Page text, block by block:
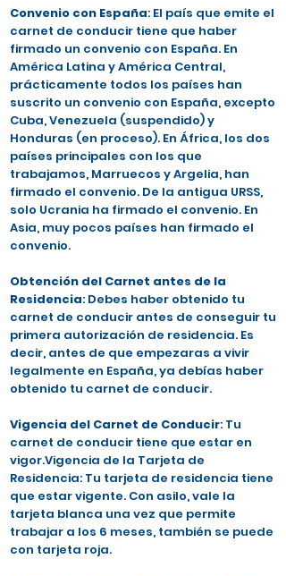
Convenio con España: El país que emite el
carnet de conducir tiene que haber
firmado un convenio con España. En
América Latina y América Central,
prácticamente todos los países han
suscrito un convenio con España, excepto
Cuba, Venezuela (suspendido) y
Honduras (en proceso). En África, los dos
países principales con los que
trabajamos, Marruecos y Argelia, han
firmado el convenio. De la antigua URSS,
solo Ucrania ha firmado el convenio. En
Asia, muy pocos países han firmado el
convenio.
Obtención del Carnet antes de la
Residencia: Debes haber obtenido tu
carnet de conducir antes de conseguir tu
primera autorización de residencia. Es
decir, antes de que empezaras a vivir
legalmente en España, ya debías haber
obtenido tu carnet de conducir.
Vigencia del Carnet de Conducir: Tu
carnet de conducir tiene que estar en
vigor.Vigencia de la Tarjeta de
Residencia: Tu tarjeta de residencia tiene
que estar vigente. Con asilo, vale la
tarjeta blanca una vez que permite
trabajar a los 6 meses, también se puede
con tarjeta roja.